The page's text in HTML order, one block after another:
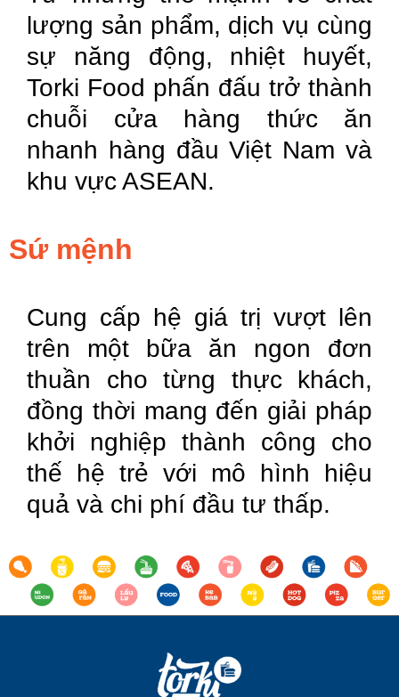
lượng sản phẩm, dịch vụ cùng
sự năng động, nhiệt huyết,
Torki Food phấn đấu trở thành
chuỗi cửa hàng thức ăn
nhanh hàng đầu Việt Nam và
khu vực ASEAN.
Sứ mệnh
Cung cấp hệ giá trị vượt lên
trên một bữa ăn ngon đơn
thuần cho từng thực khách,
đồng thời mang đến giải pháp
khởi nghiệp thành công cho
thế hệ trẻ với mô hình hiệu
quả và chi phí đầu tư thấp.